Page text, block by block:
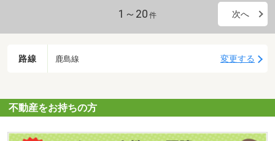
1～20 件 次へ
路線 鹿島線 変更する
不動産をお持ちの方